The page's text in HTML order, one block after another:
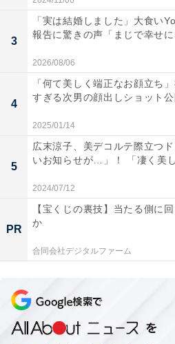
3
「実は結婚しました」大食い
報告に驚きの声「まじで幸せ
2026/08/06
4
「何て美しく端正なお顔立ち
すぎる次男の顔出しショット
2025/01/14
5
広末涼子、美デコルテ際立つ
いお知らせが…」！ 「凄く美
2024/07/12
PR
【宝くじの裏技】当たる側に
か
合同会社デジタルファーム